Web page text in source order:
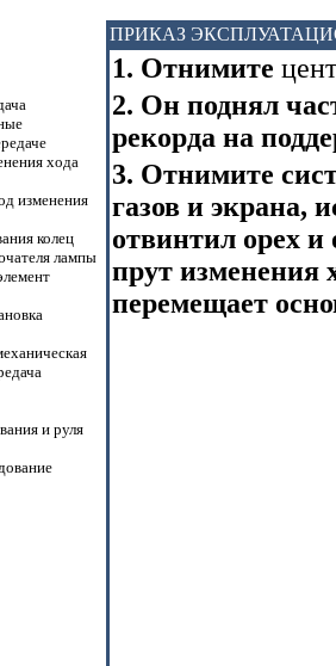
хода
изменения
колец
лампы
и руля
ПРИКАЗ
1. Отнимите
2. Он поднял
рекорда на
3. Отнимите
газов и экрана,
отвинтил орех
прут изменения
перемещает